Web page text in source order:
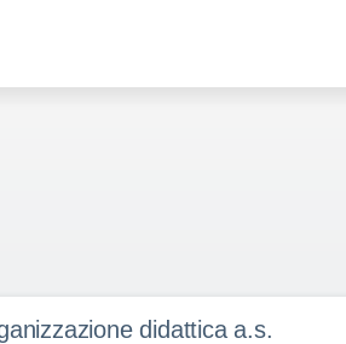
didattica a.s.